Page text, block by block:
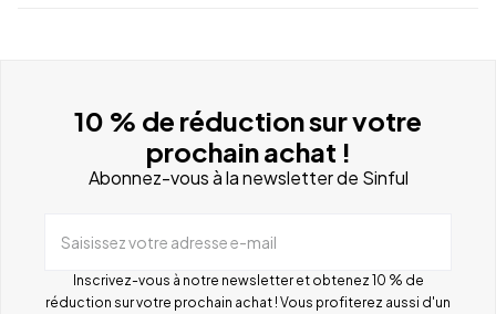
10 % de réduction sur votre
prochain achat !
Abonnez-vous à la newsletter de Sinful
Saisissez votre adresse e-mail
Inscrivez-vous à notre newsletter et obtenez 10 % de
réduction sur votre prochain achat ! Vous profiterez aussi d'un